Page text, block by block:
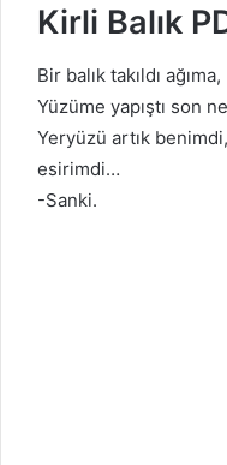
Kirli Balık
Bir balık takıldı ağıma,
Yüzüme yapıştı son
Yeryüzü artık benimdi,
esirimdi…
-Sanki.